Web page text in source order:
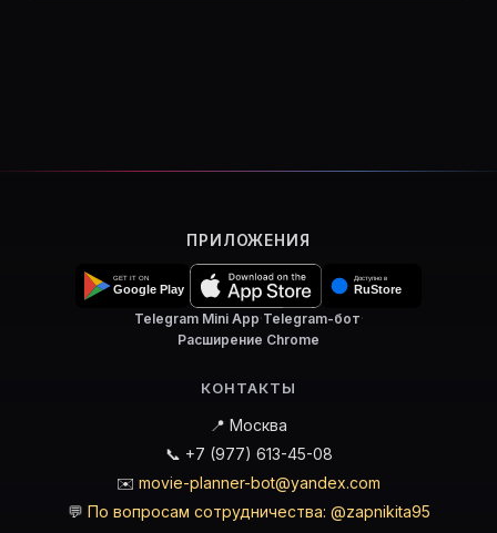
ПРИЛОЖЕНИЯ
Telegram Mini App·Telegram-бот·
Расширение Chrome
КОНТАКТЫ
📍 Москва
📞 +7 (977) 613-45-08
✉️ movie-planner-bot@yandex.com
💬 По вопросам сотрудничества: @zapnikita95